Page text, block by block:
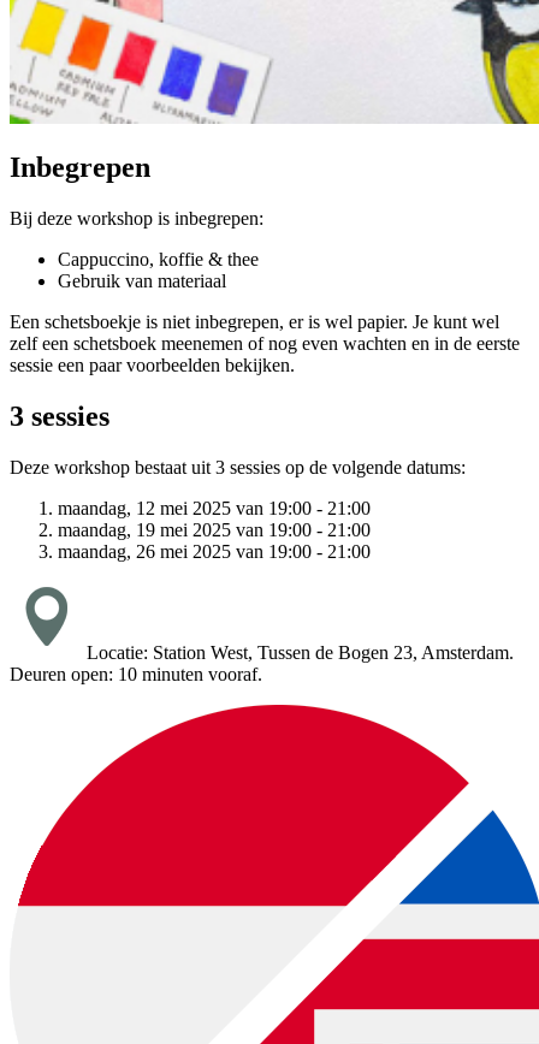
Inbegrepen
Bij deze workshop is inbegrepen:
Cappuccino, koffie & thee
Gebruik van materiaal
Een schetsboekje is niet inbegrepen, er is wel papier. Je kunt wel
zelf een schetsboek meenemen of nog even wachten en in de eerste
sessie een paar voorbeelden bekijken.
3 sessies
Deze workshop bestaat uit 3 sessies op de volgende datums:
maandag, 12 mei 2025 van 19:00 - 21:00
maandag, 19 mei 2025 van 19:00 - 21:00
maandag, 26 mei 2025 van 19:00 - 21:00
Locatie: Station West, Tussen de Bogen 23, Amsterdam.
Deuren open: 10 minuten vooraf.